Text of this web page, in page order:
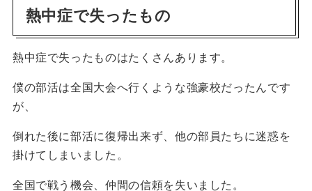
熱中症で失ったもの
熱中症で失ったものはたくさんあります。
僕の部活は全国大会へ行くような強豪校だったんです
が、
倒れた後に部活に復帰出来ず、他の部員たちに迷惑を
掛けてしまいました。
全国で戦う機会、仲間の信頼を失いました。